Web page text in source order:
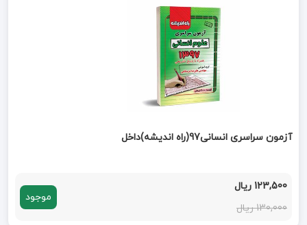
آزمون سراسری انسانی97(راه اندیشه)داخل
123,500 ریال
130,000 ریال
موجود